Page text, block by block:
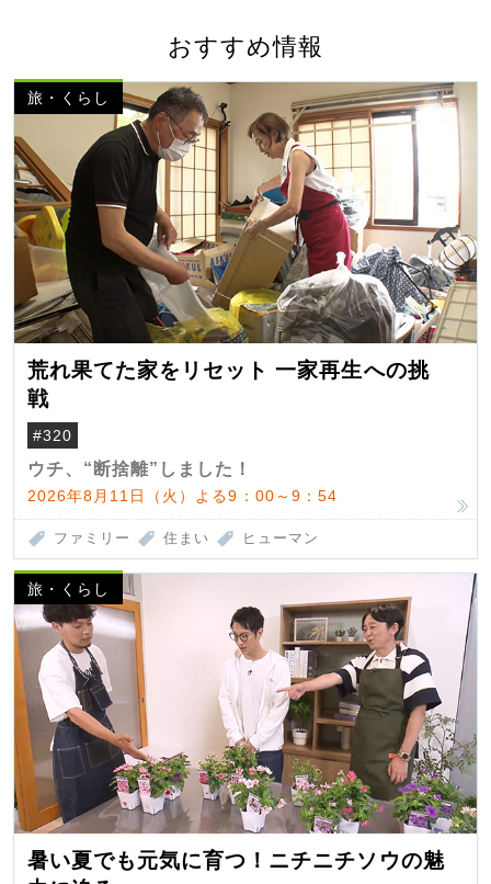
おすすめ情報
旅・くらし
荒れ果てた家をリセット 一家再生への挑
戦
#320
ウチ、“断捨離”しました！
2026年8月11日（火）よる9：00～9：54
ファミリー 住まい ヒューマン
旅・くらし
暑い夏でも元気に育つ！ニチニチソウの魅